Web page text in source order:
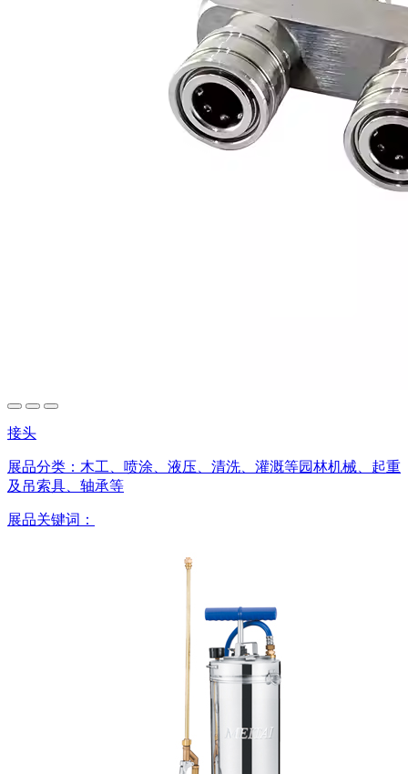
接头
展品分类： 木工、喷涂、液压、清洗、灌溉等园林机械、起重
及吊索具、轴承等
展品关键词：